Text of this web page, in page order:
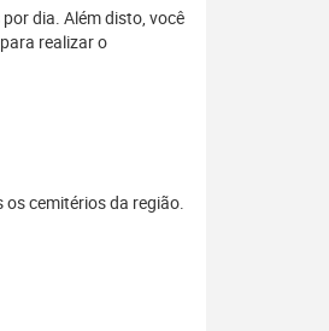
dia. Além disto, você
realizar o
cemitérios da região.